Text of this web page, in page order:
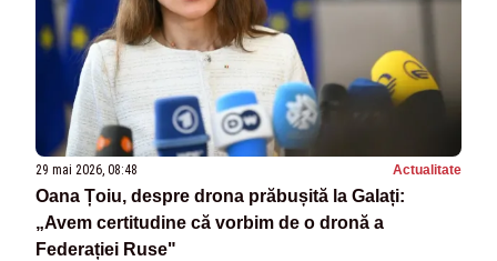
29 mai 2026, 08:48 Actualitate
Oana Țoiu, despre drona prăbușită la Galați:
„Avem certitudine că vorbim de o dronă a
Federației Ruse"